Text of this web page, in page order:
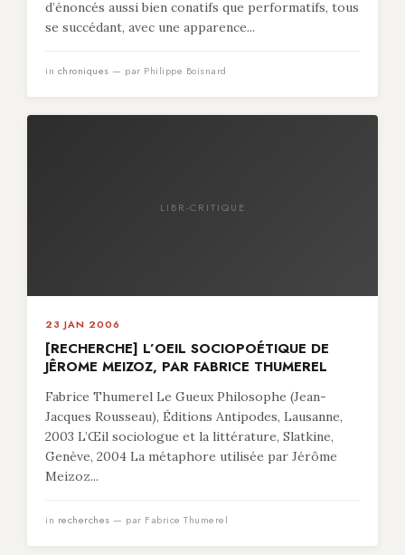
d’énoncés aussi bien conatifs que performatifs, tous
se succédant, avec une apparence...
in chroniques — par Philippe Boisnard
LIBR-CRITIQUE
23 JAN 2006
[RECHERCHE] L’OEIL SOCIOPOÉTIQUE DE
JÊROME MEIZOZ, PAR FABRICE THUMEREL
Fabrice Thumerel Le Gueux Philosophe (Jean-
Jacques Rousseau), Éditions Antipodes, Lausanne,
2003 L’Œil sociologue et la littérature, Slatkine,
Genève, 2004 La métaphore utilisée par Jérôme
Meizoz...
in recherches — par Fabrice Thumerel